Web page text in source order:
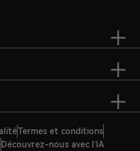
Termes et conditions
Découvrez-nous avec l’IA